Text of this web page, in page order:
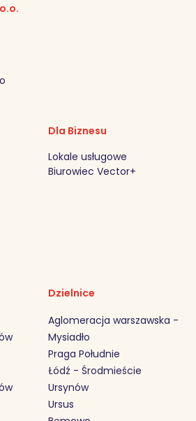
Dla Biznesu
Lokale usługowe
Biurowiec Vector+
Dzielnice
Aglomeracja warszawska -
Mysiadło
Praga Południe
Łódź - Środmieście
Ursynów
Ursus